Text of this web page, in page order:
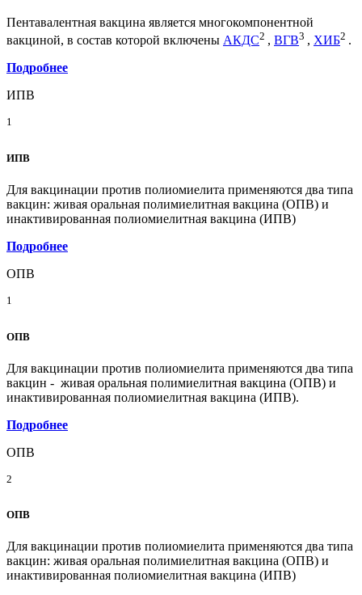
Пентавалентная вакцина является многокомпонентной
вакциной, в состав которой включены АКДС2 , ВГВ3 , ХИБ2 .
Подробнее
ИПВ
1
ИПВ
Для вакцинации против полиомиелита применяются два типа
вакцин: живая оральная полимиелитная вакцина (ОПВ) и
инактивированная полиомиелитная вакцина (ИПВ)
Подробнее
ОПВ
1
ОПВ
Для вакцинации против полиомиелита применяются два типа
вакцин - живая оральная полимиелитная вакцина (ОПВ) и
инактивированная полиомиелитная вакцина (ИПВ).
Подробнее
ОПВ
2
ОПВ
Для вакцинации против полиомиелита применяются два типа
вакцин: живая оральная полимиелитная вакцина (ОПВ) и
инактивированная полиомиелитная вакцина (ИПВ)